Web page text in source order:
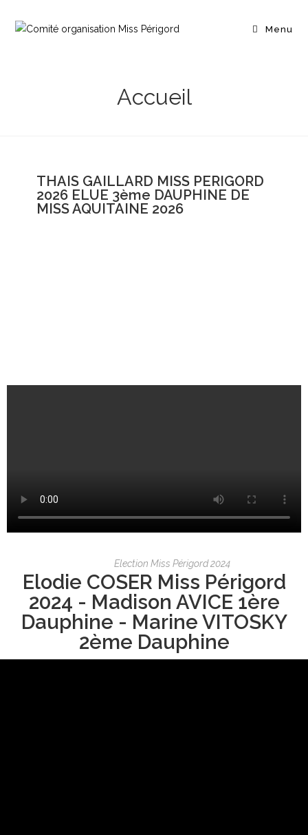
Menu
Accueil
THAIS GAILLARD MISS PERIGORD
2026 ELUE 3ème DAUPHINE DE
MISS AQUITAINE 2026
Election Miss Périgord 2024
Elodie COSER Miss Périgord
2024 - Madison AVICE 1ère
Dauphine - Marine VITOSKY
2ème Dauphine